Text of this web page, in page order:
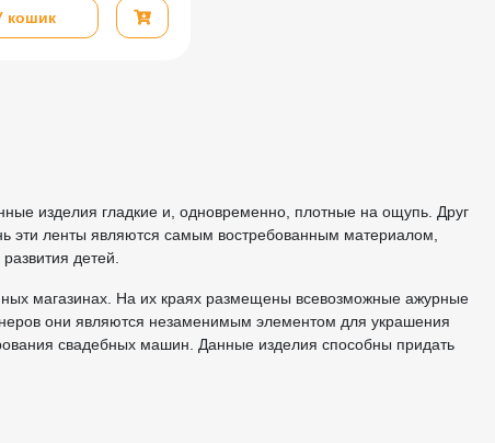
кошик
изделия гладкие и, одновременно, плотные на ощупь. Друг
эти ленты являются самым востребованным материалом,
детей.
магазинах. На их краях размещены всевозможные ажурные
они являются незаменимым элементом для украшения
свадебных машин. Данные изделия способны придать